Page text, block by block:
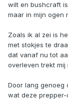
wilt en bushcraft
maar in mijn ogen
Zoals ik al zei is
met stokjes te
dat vanaf nu tot
overleven trekt mij
Door lang genoeg
wat deze